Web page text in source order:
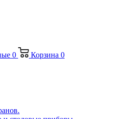
0 Корзина 0